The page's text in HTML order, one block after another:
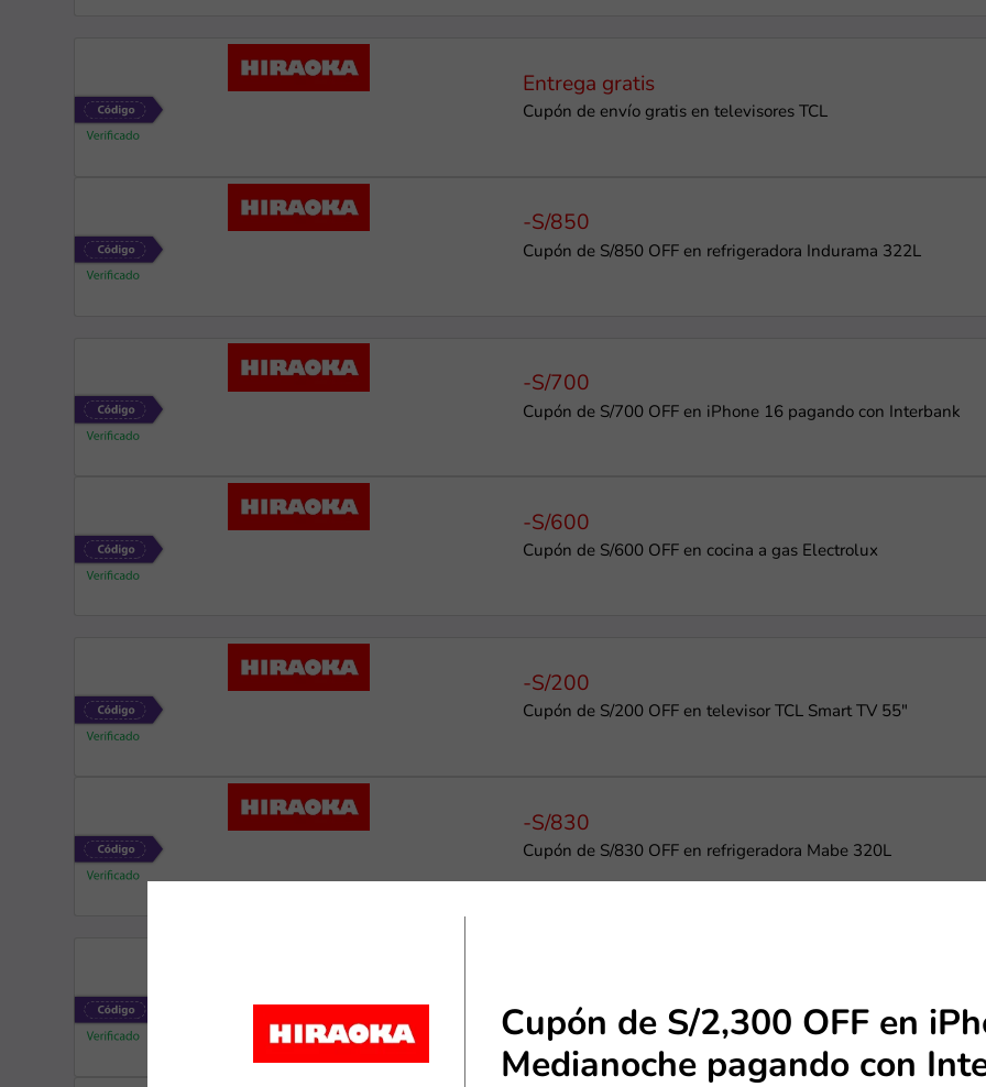
Entrega gratis
Cupón de envío gratis en televisores TCL
-S/850
Cupón de S/850 OFF en refrigeradora Indurama 322L
-S/700
Cupón de S/700 OFF en iPhone 16 pagando con Interbank
-S/600
Cupón de S/600 OFF en cocina a gas Electrolux
-S/200
Cupón de S/200 OFF en televisor TCL Smart TV 55"
-S/830
Cupón de S/830 OFF en refrigeradora Mabe 320L
Cupón de S/1,100 OFF en iPhone 17 Pro Max pagando con
Cupón de S/2,300 OFF en
Medianoche pagando con